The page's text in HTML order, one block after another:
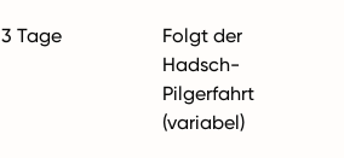
3 Tage
Folgt der
Hadsch-
Pilgerfahrt
(variabel)